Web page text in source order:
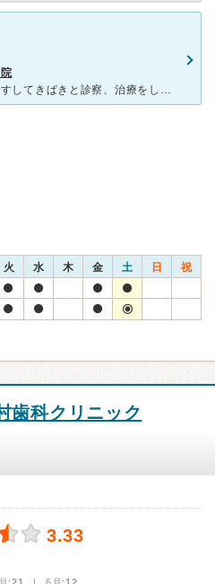
院内は少し狭いですがきれいですしてきぱきと診察、治療をしてくれます。個室であったり患者同士のあいだにしきりなどがないので少しオープンではありますが。先生も気さくで質問もしやすいですし、歯磨き指導なども
火 水 木 金 土 日 祝
歯科クリニック
3.33